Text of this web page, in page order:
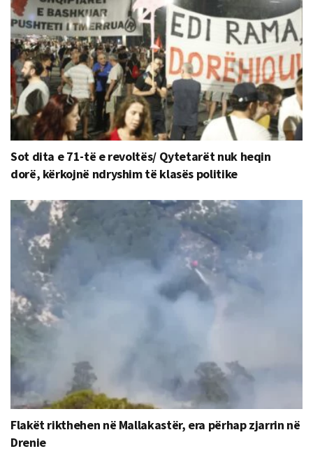
Sot dita e 71-të e revoltës/ Qytetarët nuk heqin
dorë, kërkojnë ndryshim të klasës politike
Flakët rikthehen në Mallakastër, era përhap zjarrin në
Drenie